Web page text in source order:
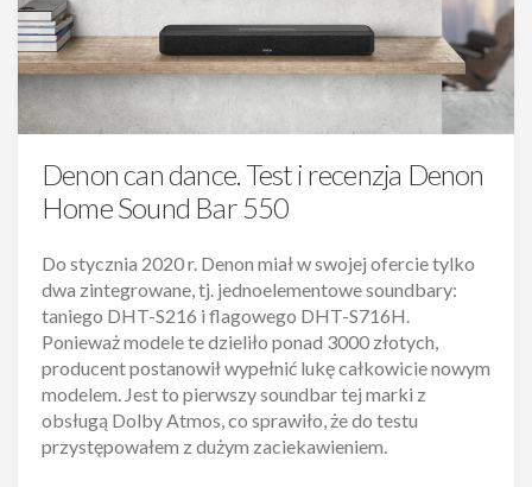
Denon can dance. Test i recenzja Denon
Home Sound Bar 550
Do stycznia 2020 r. Denon miał w swojej ofercie tylko
dwa zintegrowane, tj. jednoelementowe soundbary:
taniego DHT-S216 i flagowego DHT-S716H.
Ponieważ modele te dzieliło ponad 3000 złotych,
producent postanowił wypełnić lukę całkowicie nowym
modelem. Jest to pierwszy soundbar tej marki z
obsługą Dolby Atmos, co sprawiło, że do testu
przystępowałem z dużym zaciekawieniem.